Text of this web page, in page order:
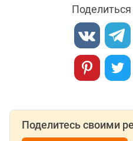
Поделитесь своими